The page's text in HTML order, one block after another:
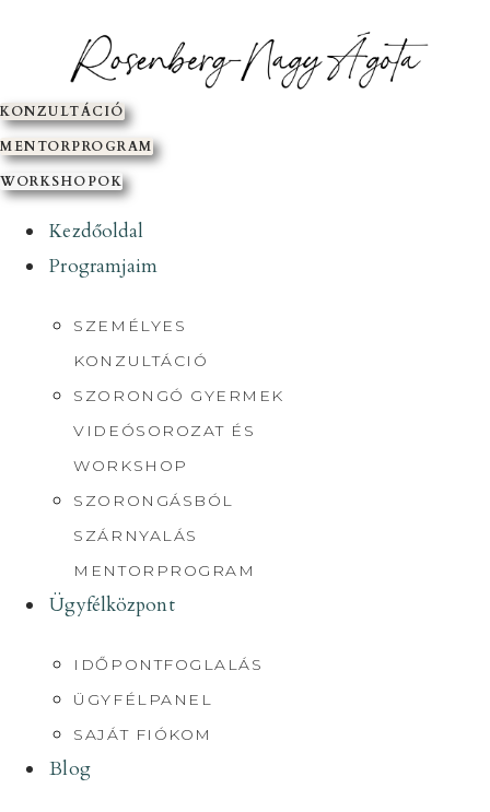
KONZULTÁCIÓ
MENTORPROGRAM
WORKSHOPOK
Kezdőoldal
Programjaim
SZEMÉLYES
KONZULTÁCIÓ
SZORONGÓ GYERMEK
VIDEÓSOROZAT ÉS
WORKSHOP
SZORONGÁSBÓL
SZÁRNYALÁS
MENTORPROGRAM
Ügyfélközpont
IDŐPONTFOGLALÁS
ÜGYFÉLPANEL
SAJÁT FIÓKOM
Blog